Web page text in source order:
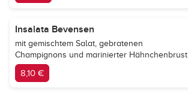
Insalata Bevensen
mit gemischtem Salat, gebratenen
Champignons und marinierter Hähnchenbrust
8,10 €